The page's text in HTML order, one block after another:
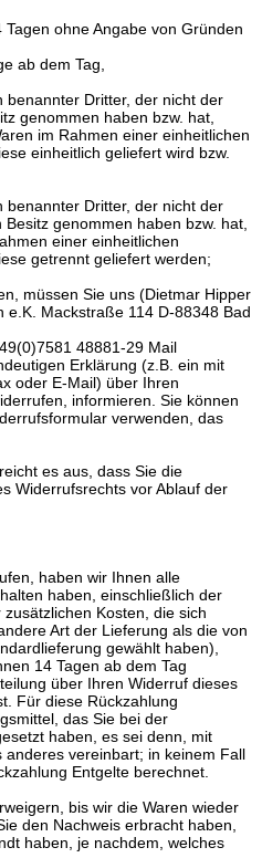
ohne Angabe von Gründen
ab dem Tag,
Dritter, der nicht der
genommen haben bzw. hat,
im Rahmen einer einheitlichen
einheitlich geliefert wird bzw.
Dritter, der nicht der
genommen haben bzw. hat,
einer einheitlichen
getrennt geliefert werden;
müssen Sie uns (Dietmar Hipper
Mackstraße 114 D-88348 Bad
48881-29 Mail
Erklärung (z.B. ein mit
oder E-Mail) über Ihren
informieren. Sie können
verwenden, das
es aus, dass Sie die
Widerrufsrechts vor Ablauf der
haben wir Ihnen alle
haben, einschließlich der
Kosten, die sich
Art der Lieferung als die von
gewählt haben),
14 Tagen ab dem Tag
über Ihren Widerruf dieses
Für diese Rückzahlung
das Sie bei der
haben, es sei denn, mit
vereinbart; in keinem Fall
Entgelte berechnet.
bis wir die Waren wieder
den Nachweis erbracht haben,
haben, je nachdem, welches